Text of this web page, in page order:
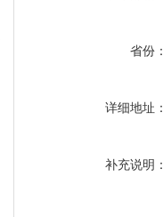
省份：
详细地址：
补充说明：